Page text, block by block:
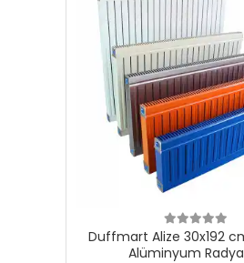
Duffmart Alize 30x192
Alüminyum